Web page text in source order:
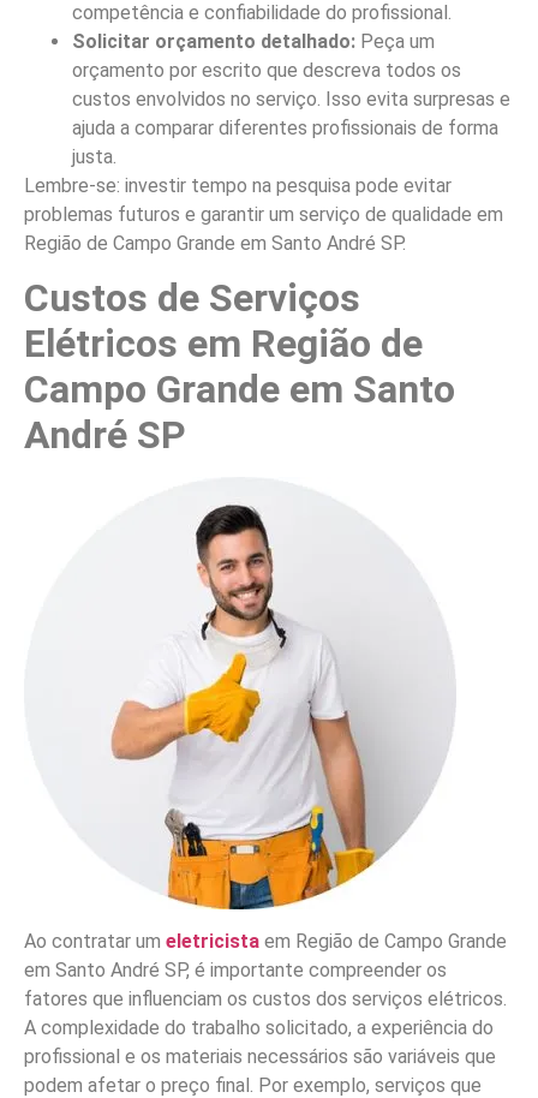
competência e confiabilidade do profissional.
Solicitar orçamento detalhado: Peça um
orçamento por escrito que descreva todos os
custos envolvidos no serviço. Isso evita surpresas e
ajuda a comparar diferentes profissionais de forma
justa.
Lembre-se: investir tempo na pesquisa pode evitar
problemas futuros e garantir um serviço de qualidade em
Região de Campo Grande em Santo André SP.
Custos de Serviços
Elétricos em Região de
Campo Grande em Santo
André SP
Ao contratar um eletricista em Região de Campo Grande
em Santo André SP, é importante compreender os
fatores que influenciam os custos dos serviços elétricos.
A complexidade do trabalho solicitado, a experiência do
profissional e os materiais necessários são variáveis que
podem afetar o preço final. Por exemplo, serviços que